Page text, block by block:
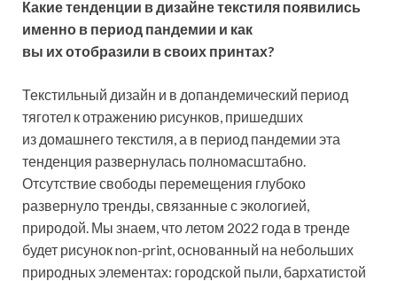
Какие тенденции в дизайне текстиля появились
именно в период пандемии и как
вы их отобразили в своих принтах?
Текстильный дизайн и в допандемический период
тяготел к отражению рисунков, пришедших
из домашнего текстиля, а в период пандемии эта
тенденция развернулась полномасштабно.
Отсутствие свободы перемещения глубоко
развернуло тренды, связанные с экологией,
природой. Мы знаем, что летом 2022 года в тренде
будет рисунок non-print, основанный на небольших
природных элементах: городской пыли, бархатистой